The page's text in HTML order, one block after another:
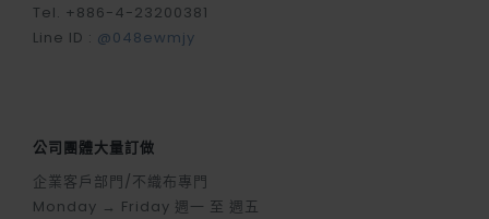
Tel. +886-4-23200381
Line ID : @048ewmjy
公司團體大量訂做
企業客戶部門/不織布專門
Monday → Friday 週一 至 週五